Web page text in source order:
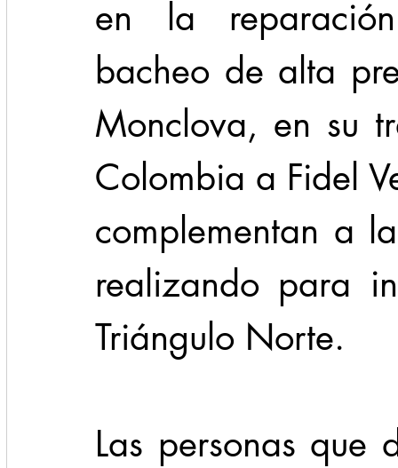
en la
bacheo de alta
Monclova, en su
Colombia a Fidel
complementan a
realizando para
Triángulo Norte.
Las personas que